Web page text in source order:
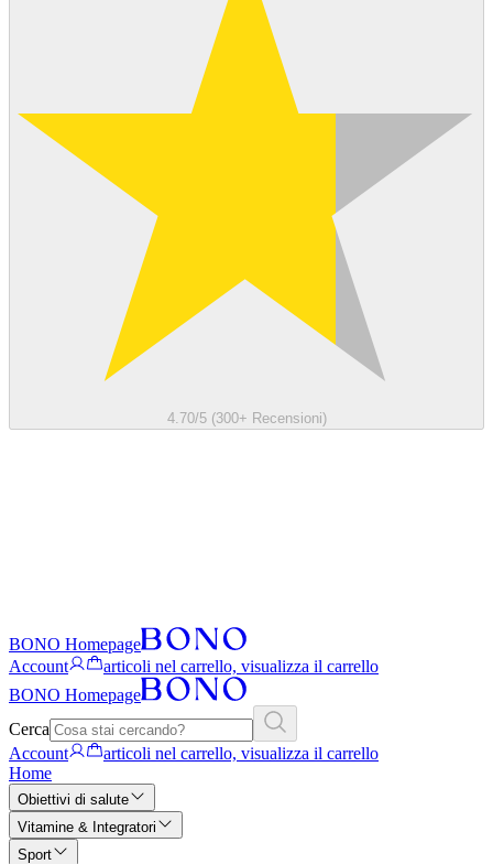
4.70/5 (300+ Recensioni)
BONO Homepage
Account
articoli nel carrello, visualizza il carrello
BONO Homepage
Cerca
Account
articoli nel carrello, visualizza il carrello
Home
Obiettivi di salute
Vitamine & Integratori
Sport